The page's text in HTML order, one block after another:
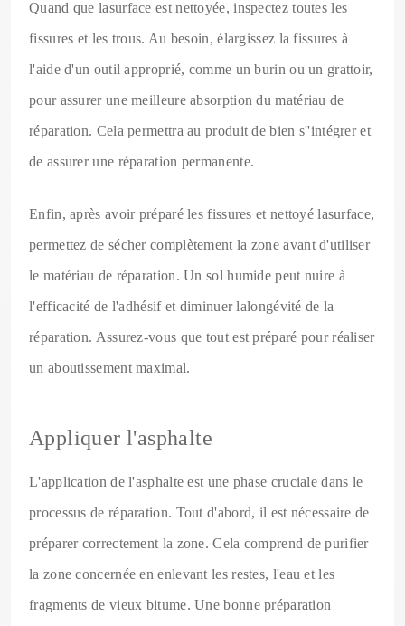
Quand que lasurface est nettoyée, inspectez toutes les
fissures et les trous. Au besoin, élargissez la fissures à
l'aide d'un outil approprié, comme un burin ou un grattoir,
pour assurer une meilleure absorption du matériau de
réparation. Cela permettra au produit de bien s''intégrer et
de assurer une réparation permanente.
Enfin, après avoir préparé les fissures et nettoyé lasurface,
permettez de sécher complètement la zone avant d'utiliser
le matériau de réparation. Un sol humide peut nuire à
l'efficacité de l'adhésif et diminuer lalongévité de la
réparation. Assurez-vous que tout est préparé pour réaliser
un aboutissement maximal.
Appliquer l'asphalte
L'application de l'asphalte est une phase cruciale dans le
processus de réparation. Tout d'abord, il est nécessaire de
préparer correctement la zone. Cela comprend de purifier
la zone concernée en enlevant les restes, l'eau et les
fragments de vieux bitume. Une bonne préparation